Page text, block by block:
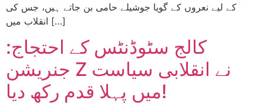
کے لیے نعروں کے گویا جوشیلے حامی بن جاتے ہیں، جس کی
انقلاب میں […]
کالج سٹوڈنٹس کے احتجاج:
جنریشن Z نے انقلابی سیاست
میں پہلا قدم رکھ دیا!